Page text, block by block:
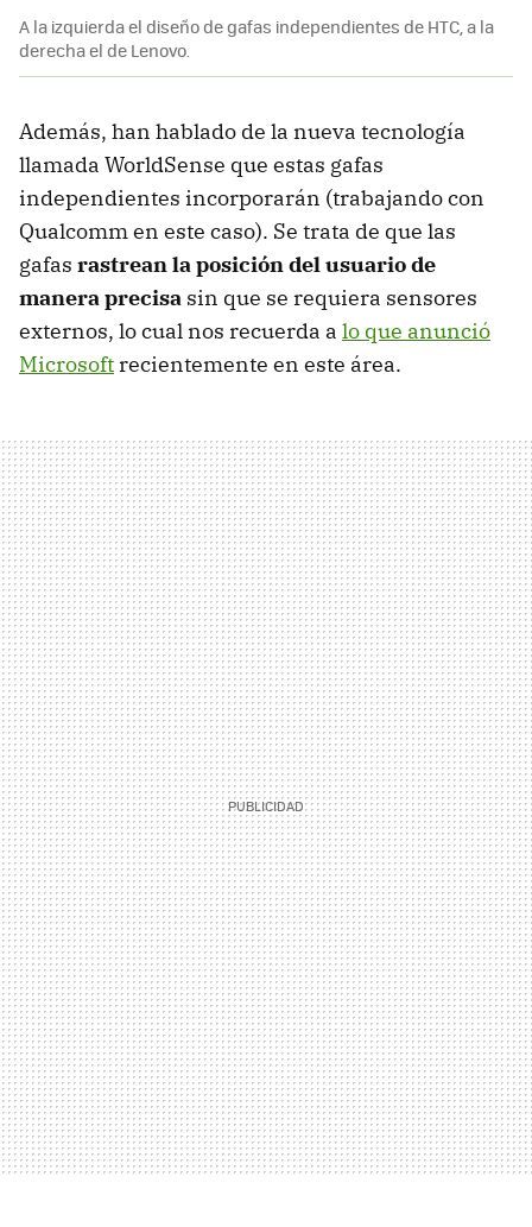
A la izquierda el diseño de gafas independientes de HTC, a la
derecha el de Lenovo.
Además, han hablado de la nueva tecnología
llamada WorldSense que estas gafas
independientes incorporarán (trabajando con
Qualcomm en este caso). Se trata de que las
gafas rastrean la posición del usuario de
manera precisa sin que se requiera sensores
externos, lo cual nos recuerda a lo que anunció
Microsoft recientemente en este área.